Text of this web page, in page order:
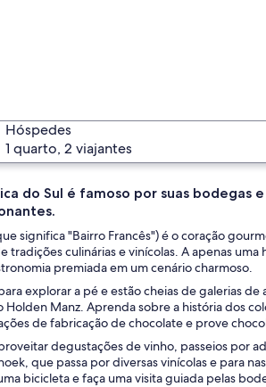
por vegetação exuberante e montanhas
Hóspedes
1 quarto, 2 viajantes
do Sul é famoso por suas bodegas
significa "Bairro Francês") é o coração
culinárias e vinícolas. A apenas
premiada em um cenário charmoso.
explorar a pé e estão cheias de galerias
Manz. Aprenda sobre a história dos
de fabricação de chocolate e prove
degustações de vinho, passeios por
que passa por diversas vinícolas e para
bicicleta e faça uma visita guiada pelas